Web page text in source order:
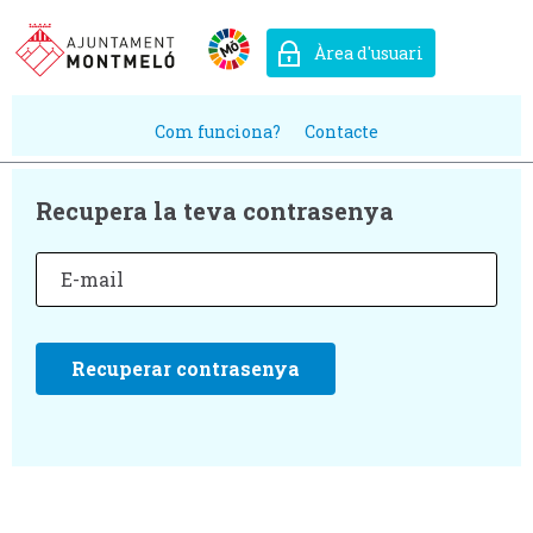
Àrea d'usuari
Com funciona? Contacte
Recupera la teva contrasenya